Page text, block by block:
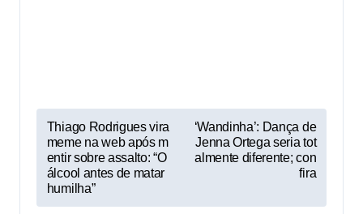
P
o
t
Thiago Rodrigues vira
meme na web após m
entir sobre assalto: “O
álcool antes de matar
humilha”
‘Wandinha’: Dança de
Jenna Ortega seria tot
almente diferente; con
fira